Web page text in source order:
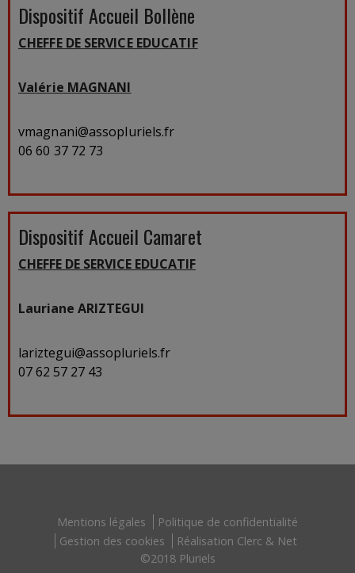
Dispositif Accueil Bollène
CHEFFE DE SERVICE EDUCATIF
Valérie MAGNANI
vmagnani@assopluriels.fr
06 60 37 72 73
Dispositif Accueil Camaret
CHEFFE DE SERVICE EDUCATIF
Lauriane ARIZTEGUI
lariztegui@assopluriels.fr
07 62 57 27 43
Mentions légales
Politique de confidentialité
Gestion des cookies
Réalisation Clerc & Net
©2018 Pluriels